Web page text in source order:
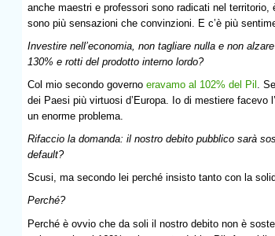
anche maestri e professori sono radicati nel
sono più sensazioni che convinzioni. E c’è più
Investire nell’economia, non tagliare nulla e non
130% e rotti del prodotto interno lordo?
Col mio secondo governo eravamo al 102% del Pil .
dei Paesi più virtuosi d’Europa. Io di mestiere facevo
un enorme problema.
Rifaccio la domanda: il nostro debito pubblico sarà
default?
Scusi, ma secondo lei perché insisto tanto con la
Perché?
Perché è ovvio che da soli il nostro debito non è